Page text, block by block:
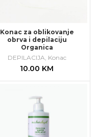
Konac za oblikovanje
obrva i depilaciju
Organica
DEPILACIJA, Konac
10.00 KM